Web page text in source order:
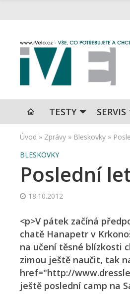
TESTY SERVIS
Úvod » Zprávy » Bleskovky »
BLESKOVKY
Poslední
18.10.2012
<p>V pátek začíná
chatě Hanapetr v
na učení těsné blízkosti
zimou ještě naučit, tak
href="http://
ještě poslední camp na